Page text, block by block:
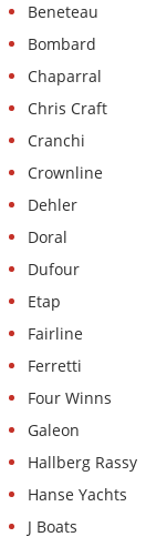
Beneteau
Bombard
Chaparral
Chris Craft
Cranchi
Crownline
Dehler
Doral
Dufour
Etap
Fairline
Ferretti
Four Winns
Galeon
Hallberg Rassy
Hanse Yachts
J Boats